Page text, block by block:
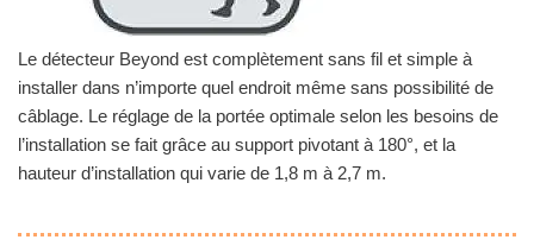
Le détecteur Beyond est complètement sans fil et simple à
installer dans n’importe quel endroit même sans possibilité de
câblage. Le réglage de la portée optimale selon les besoins de
l’installation se fait grâce au support pivotant à 180°, et la
hauteur d’installation qui varie de 1,8 m à 2,7 m.